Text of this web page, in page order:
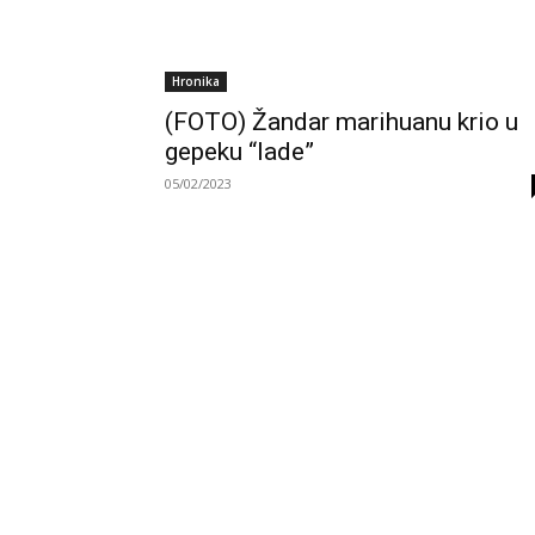
Hronika
(FOTO) Žandar marihuanu krio u
gepeku “lade”
05/02/2023